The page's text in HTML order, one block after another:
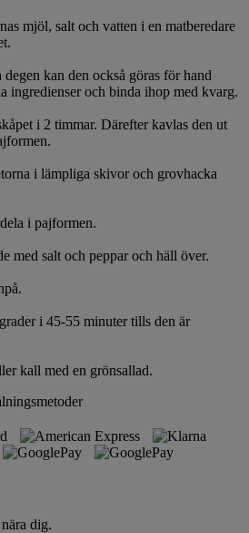
mjöl, salt och vatten i en matberedare
kan den också göras för hand
ingredienser och binda ihop med kvarg.
i 2 timmar. Därefter kavlas den ut
i lämpliga skivor och grovhacka
i pajformen.
med salt och peppar och häll över.
i 45-55 minuter tills den är
kall med en grönsallad.
dig.